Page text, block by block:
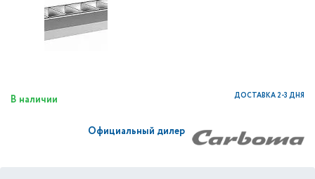
В наличии ДОСТАВКА 2-3 ДНЯ
Официальный дилер